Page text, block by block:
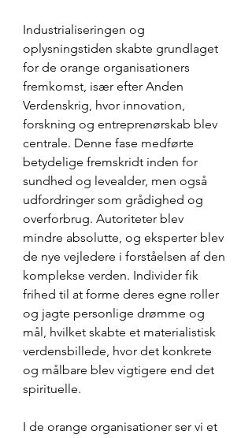
Industrialiseringen og
oplysningstiden skabte grundlaget
for de orange organisationers
fremkomst, især efter Anden
Verdenskrig, hvor innovation,
forskning og entreprenørskab blev
centrale. Denne fase medførte
betydelige fremskridt inden for
sundhed og levealder, men også
udfordringer som grådighed og
overforbrug. Autoriteter blev
mindre absolutte, og eksperter blev
de nye vejledere i forståelsen af den
komplekse verden. Individer fik
frihed til at forme deres egne roller
og jagte personlige drømme og
mål, hvilket skabte et materialistisk
verdensbillede, hvor det konkrete
og målbare blev vigtigere end det
spirituelle.
I de orange organisationer ser vi et